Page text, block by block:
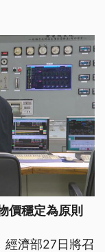
價穩定為原則
經濟部27日將召